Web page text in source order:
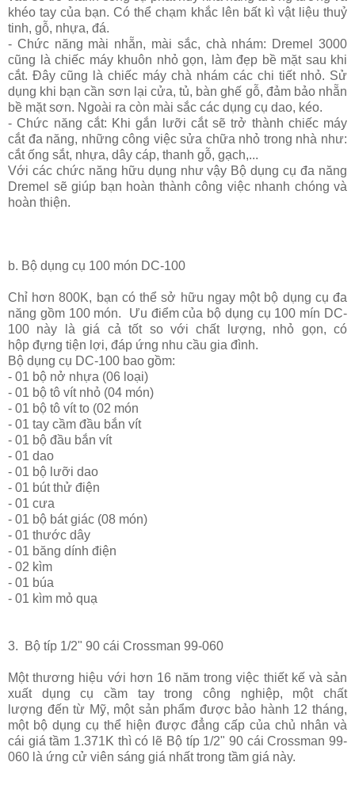
khéo tay của bạn. Có thể chạm khắc lên bất kì vật liệu thuỷ
tinh, gỗ, nhựa, đá.
- Chức năng mài nhẵn, mài sắc, chà nhám: Dremel 3000
cũng là chiếc máy khuôn nhỏ gọn, làm đẹp bề mặt sau khi
cắt. Đây cũng là chiếc máy chà nhám các chi tiết nhỏ. Sử
dụng khi bạn cần sơn lại cửa, tủ, bàn ghế gỗ, đảm bảo nhẵn
bề mặt sơn. Ngoài ra còn mài sắc các dụng cụ dao, kéo.
- Chức năng cắt: Khi gắn lưỡi cắt sẽ trở thành chiếc máy
cắt đa năng, những công việc sửa chữa nhỏ trong nhà như:
cắt ống sắt, nhựa, dây cáp, thanh gỗ, gạch,...
Với các chức năng hữu dụng như vậy Bộ dụng cụ đa năng
Dremel sẽ giúp bạn hoàn thành công việc nhanh chóng và
hoàn thiện.
b. Bộ dụng cụ 100 món DC-100
Chỉ hơn 800K, bạn có thể sở hữu ngay một bộ dụng cụ đa
năng gồm 100 món.
Ưu điểm của bộ dụng cụ 100 mín DC-
100 này là giá cả tốt so với chất lượng, nhỏ gọn, có
hộp đựng tiện lợi, đáp ứng nhu cầu gia đình.
Bộ dụng cụ DC-100 bao gồm:
- 01 bộ nở nhựa (06 loại)
- 01 bộ tô vít nhỏ (04 món)
- 01 bộ tô vít to (02 món
- 01 tay cầm đầu bắn vít
- 01 bộ đầu bắn vít
- 01 dao
- 01 bộ lưỡi dao
- 01 bút thử điện
- 01 cưa
- 01 bộ bát giác (08 món)
- 01 thước dây
- 01 băng dính điện
- 02 kìm
- 01 búa
- 01 kìm mỏ quạ
3. Bộ típ 1/2" 90 cái Crossman 99-060
Một thương hiệu với hơn 16 năm trong việc thiết kế và sản
xuất dụng cụ cầm tay trong công nghiệp, một chất
lượng đến từ Mỹ, một sản phẩm được bảo hành 12 tháng,
một bộ dụng cụ thể hiện được đẳng cấp của chủ nhân và
cái giá tầm 1.371K thì có lẽ Bộ típ 1/2" 90 cái Crossman 99-
060 là ứng cử viên sáng giá nhất trong tầm giá này.